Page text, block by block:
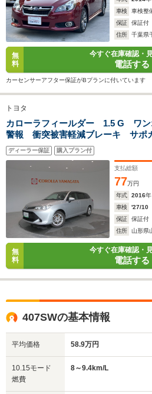
車検
車検整
保証
保証付
住所
千葉県
無
料
今すぐ在庫確認・
電話する
カーセンサーアフター保証がBプランに付いています
トヨタ
カローラフィールダー 1.5 G ワ
警報 衝突被害軽減ブレーキ サ
防止装置 CD
ディーラー保証 購入プラン付
支払総額
77万円
年式
2016年
車検
'27/10
保証
保証付
住所
山形県
無
料
今すぐ在庫確認・
電話する
407SWの基本情報
平均価格 58.9万円
10.15モード
燃費
8～9.4km/L